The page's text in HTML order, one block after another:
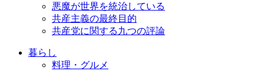
悪魔が世界を統治している
共産主義の最終目的
共産党に関する九つの評論
暮らし
料理・グルメ